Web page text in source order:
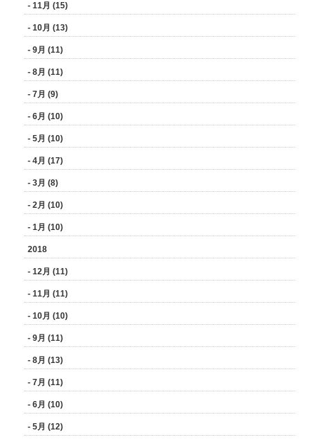
- 11月 (15)
- 10月 (13)
- 9月 (11)
- 8月 (11)
- 7月 (9)
- 6月 (10)
- 5月 (10)
- 4月 (17)
- 3月 (8)
- 2月 (10)
- 1月 (10)
2018
- 12月 (11)
- 11月 (11)
- 10月 (10)
- 9月 (11)
- 8月 (13)
- 7月 (11)
- 6月 (10)
- 5月 (12)